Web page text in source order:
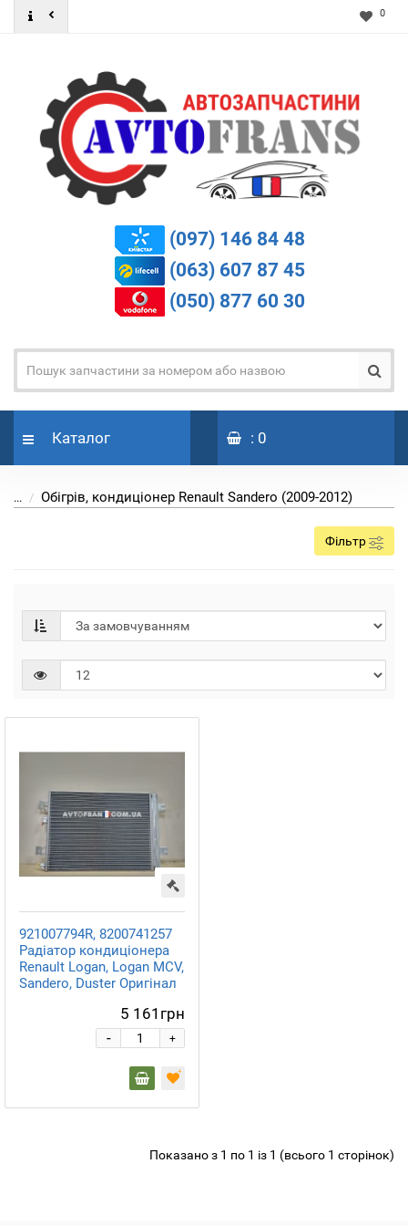
0
(097) 146 84 48
(063) 607 87 45
(050) 877 60 30
Каталог : 0
... Обігрів, кондиціонер Renault Sandero (2009-2012)
Фільтр
921007794R, 8200741257
Радіатор кондиціонера
Renault Logan, Logan MCV,
Sandero, Duster Оригінал
5 161грн
+
-
Показано з 1 по 1 із 1 (всього 1 сторінок)